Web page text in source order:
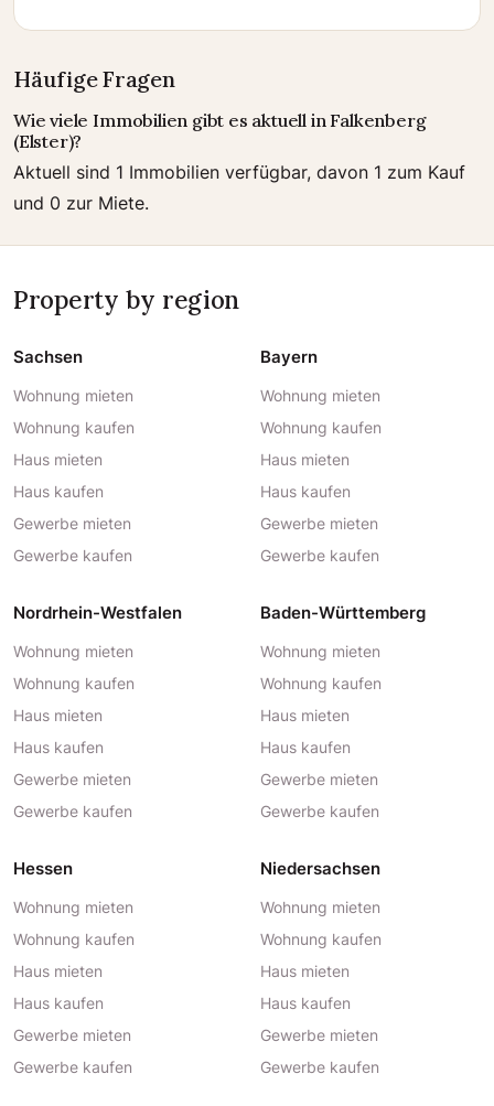
Häufige Fragen
Wie viele Immobilien gibt es aktuell in Falkenberg
(Elster)?
Aktuell sind 1 Immobilien verfügbar, davon 1 zum Kauf
und 0 zur Miete.
Property by region
Sachsen
Wohnung mieten
Wohnung kaufen
Haus mieten
Haus kaufen
Gewerbe mieten
Gewerbe kaufen
Bayern
Wohnung mieten
Wohnung kaufen
Haus mieten
Haus kaufen
Gewerbe mieten
Gewerbe kaufen
Nordrhein-Westfalen
Wohnung mieten
Wohnung kaufen
Haus mieten
Haus kaufen
Gewerbe mieten
Gewerbe kaufen
Baden-Württemberg
Wohnung mieten
Wohnung kaufen
Haus mieten
Haus kaufen
Gewerbe mieten
Gewerbe kaufen
Hessen
Wohnung mieten
Wohnung kaufen
Haus mieten
Haus kaufen
Gewerbe mieten
Gewerbe kaufen
Niedersachsen
Wohnung mieten
Wohnung kaufen
Haus mieten
Haus kaufen
Gewerbe mieten
Gewerbe kaufen